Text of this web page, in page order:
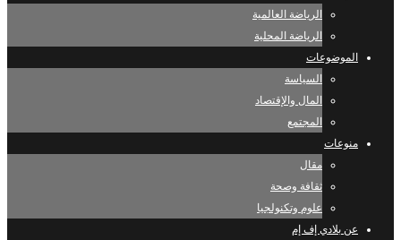
الرياضة العالمية
الرياضة المحلية
الموضوعات
السياسة
المال والإقتصاد
المجتمع
منوعات
مقال
ثقافة وصحة
علوم وتكنولجيا
عن بلادي إف إم